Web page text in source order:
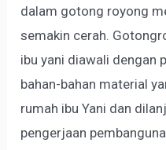
dalam gotong royong
semakin cerah.
ibu yani diawali dengan
bahan-bahan material
rumah ibu Yani dan
pengerjaan